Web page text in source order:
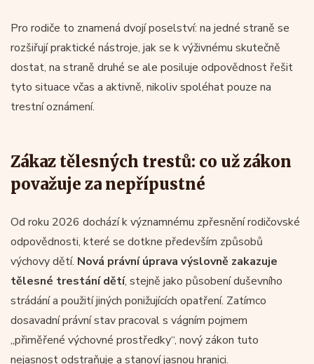
Pro rodiče to znamená dvojí poselství: na jedné straně se
rozšiřují praktické nástroje, jak se k výživnému skutečně
dostat, na straně druhé se ale posiluje odpovědnost řešit
tyto situace včas a aktivně, nikoliv spoléhat pouze na
trestní oznámení.
Zákaz tělesných trestů: co už zákon
považuje za nepřípustné
Od roku 2026 dochází k významnému zpřesnění rodičovské
odpovědnosti, které se dotkne především způsobů
výchovy dětí. Nová právní úprava výslovně zakazuje
tělesné trestání dětí, stejně jako působení duševního
strádání a použití jiných ponižujících opatření. Zatímco
dosavadní právní stav pracoval s vágním pojmem
„přiměřené výchovné prostředky“, nový zákon tuto
nejasnost odstraňuje a stanoví jasnou hranici.